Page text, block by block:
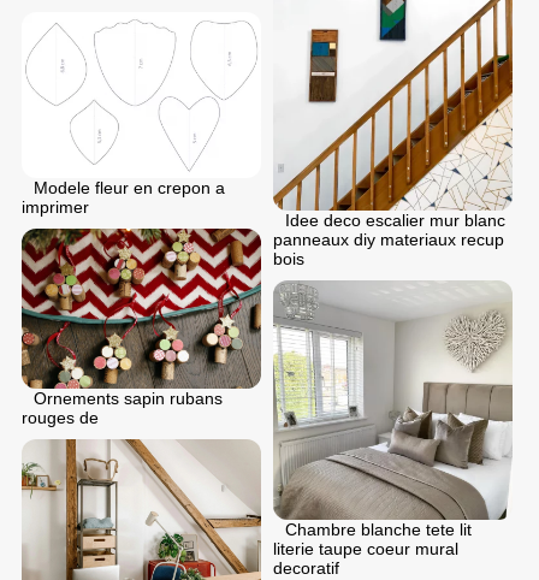
Idee deco escalier mur blanc
panneaux diy materiaux recup
bois
Modele fleur en crepon a
imprimer
Ornements sapin rubans
rouges de
Chambre blanche tete lit
literie taupe coeur mural
decoratif